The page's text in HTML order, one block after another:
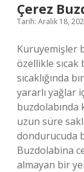
Çerez
Tarih: Aralık 18,
Kuruyemişler
özellikle
sıcaklığında
yararlı yağlar
buzdolabında
uzun süre
dondurucuda
Buzdolabina
almayan bir